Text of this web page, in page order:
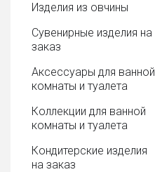
Изделия из овчины
Сувенирные изделия на
заказ
Аксессуары для ванной
комнаты и туалета
Коллекции для ванной
комнаты и туалета
Кондитерские изделия
на заказ